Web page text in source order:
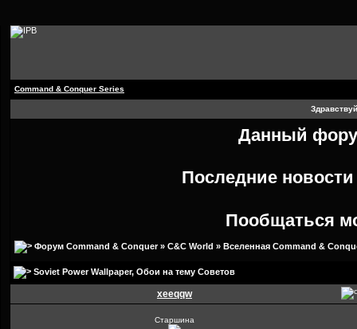
Command & Conquer Series
Данный
Последние
Пообщаться
Форум Command & Conquer» C&C World » Вселенная Command &
Soviet Power Wallpaper, Обои на тему Советов
xeeqqw
Старшина